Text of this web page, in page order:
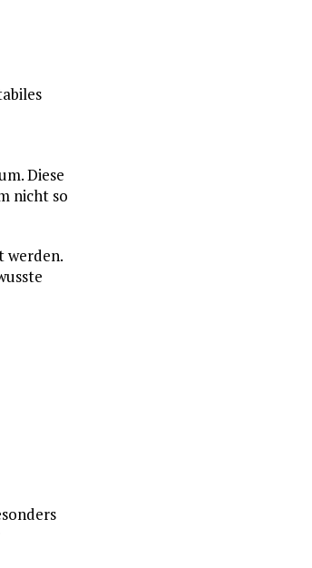
Diese
nicht so
werden.